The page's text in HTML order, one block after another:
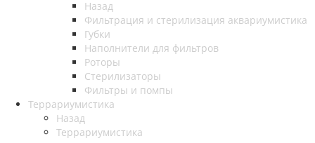
Назад
Фильтрация и стерилизация аквариумистика
Губки
Наполнители для фильтров
Роторы
Стерилизаторы
Фильтры и помпы
Террариумистика
Назад
Террариумистика